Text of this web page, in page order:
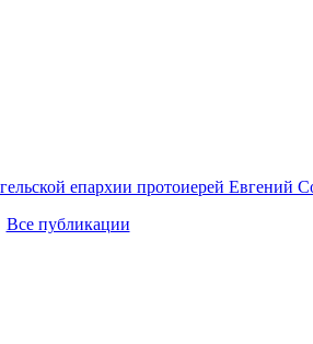
епархии протоиерей Евгений
Все публикации